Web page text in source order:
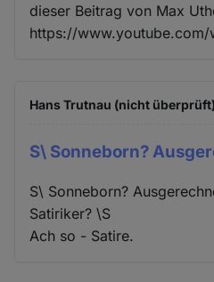
dieser Beitrag von Max
https://www.youtube.com/
Hans Trutnau (nicht überprüft)
S\ Sonneborn?
S\ Sonneborn?
Satiriker? \S
Ach so - Satire.